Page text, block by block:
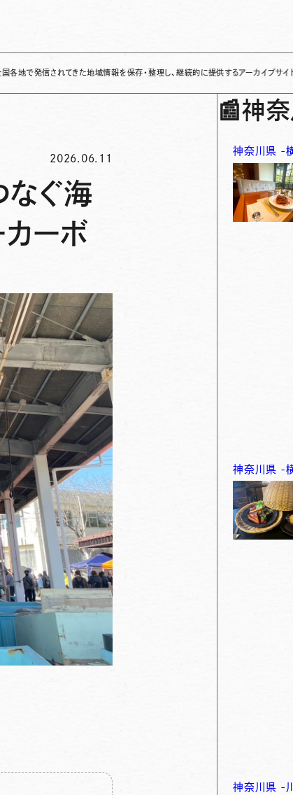
されてきた地域情報を保存・整理し、継続的に提供するアーカイブサイトです✌ 「
2026.06.11
なぐ海
ーボ
📰神
神奈川県 -
神奈川県 -
神奈川県 -